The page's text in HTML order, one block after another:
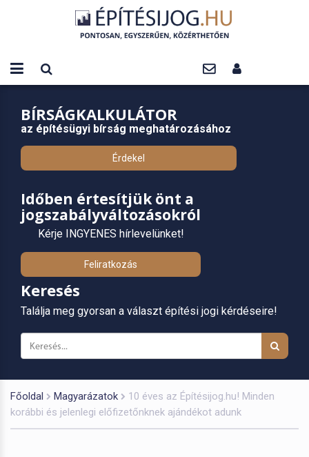
BÍRSÁGKALKULÁTOR
az építésügyi bírság meghatározásához
Érdekel
Időben értesítjük önt a
jogszabályváltozásokról
Kérje INGYENES hírlevelünket!
Feliratkozás
Keresés
Találja meg gyorsan a választ építési jogi kérdéseire!
Főoldal Magyarázatok
10 éves az Építésijog.hu! Minden
korábbi és jelenlegi előfizetőnknek ajándékot adunk